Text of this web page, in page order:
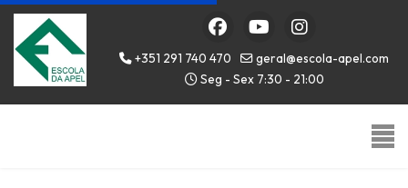
+351 291 740 470
geral@escola-apel.com
Seg - Sex 7:30 - 21:00